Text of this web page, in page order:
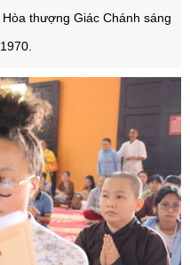
thượng Giác Chánh sáng